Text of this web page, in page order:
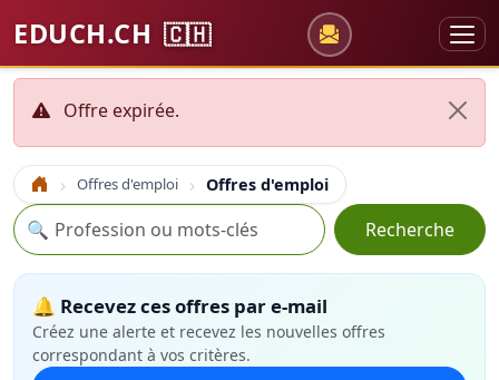
EDUCH.CH 🇨🇭
Offre expirée.
Accueil Offres d'emploi Offres d'emploi
Recherche
🔍 Recherche
🔔 Recevez ces offres par e-mail
Créez une alerte et recevez les nouvelles offres
correspondant à vos critères.